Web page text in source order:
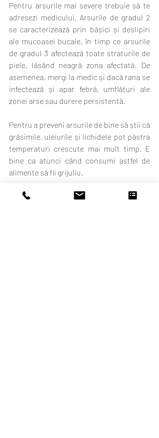
Pentru arsurile mai severe trebuie să te
adresezi medicului. Arsurile de gradul 2
se caracterizează prin bășici și deslipiri
ale mucoasei bucale, în timp ce arsurile
de gradul 3 afectează toate straturile de
piele, lăsând neagră zona afectată. De
asemenea, mergi la medic și dacă rana se
infectează și apar febră, umflături ale
zonei arse sau durere persistentă.
Pentru a preveni arsurile de bine să știi că
grăsimile, uleiurile și lichidele pot păstra
temperaturi crescute mai mult timp. E
bine ca atunci când consumi astfel de
alimente să fii grijuliu.